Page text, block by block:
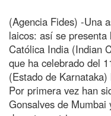
(Agencia Fides) -Una
laicos: así se
Católica India (Indian
que ha celebrado del
(Estado de
Por primera vez han
Gonsalves de Mumbai